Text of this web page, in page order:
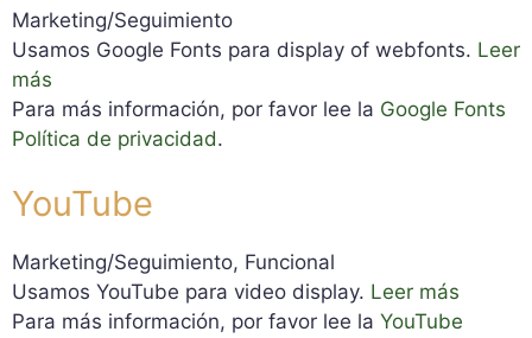
Marketing/Seguimiento
Usamos Google Fonts para display of webfonts. Leer
más
Para más información, por favor lee la Google Fonts
Política de privacidad.
YouTube
Marketing/Seguimiento, Funcional
Usamos YouTube para video display. Leer más
Para más información, por favor lee la YouTube